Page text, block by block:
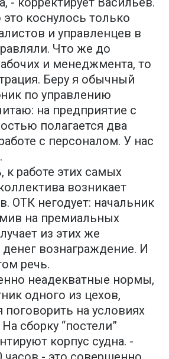
коснулось только
и управленцев в
Что же до
и менеджмента, то
Беру я обычный
по управлению
на предприятие с
полагается два
с персоналом. У нас
к работе этих самых
возникает
ОТК негодует: начальник
на премиальных
из этих же
вознаграждение. И
речь.
неадекватные нормы,
одного из цехов,
на условиях
сборку “постели”
корпус судна. -